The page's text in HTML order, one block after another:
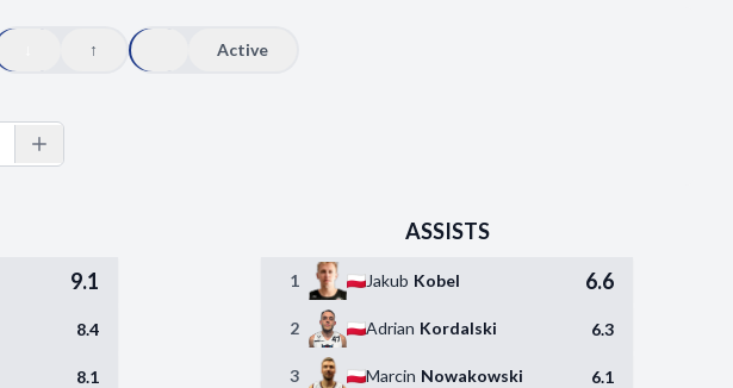
↑ Active
9.1
8.4
8.1
ASSISTS
1 Jakub Kobel 6.6
2 Adrian Kordalski 6.3
3 Marcin Nowakowski 6.1